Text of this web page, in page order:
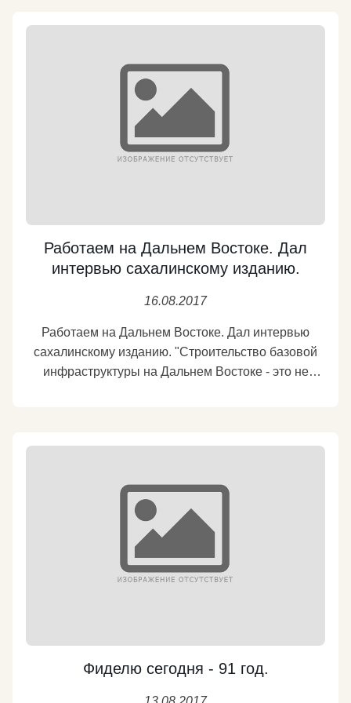
Работаем на Дальнем Востоке. Дал
интервью сахалинскому изданию.
16.08.2017
Работаем на Дальнем Востоке. Дал интервью
сахалинскому изданию. "Строительство базовой
инфраструктуры на Дальнем Востоке - это не
не коммерческие проекты. А сейчас даже
или тоннеля на Сахалин рискует быть
торпедирован правительством.
Капиталистический подход не позволит
реализовать такое строительство в сколько-нибудь
разумные сроки. Посмотрите на мост в Крым -
Дальний Восток становился передовым регионом,
и люди сюда переезжали, понимая перспективы и
Фиделю сегодня - 91 год.